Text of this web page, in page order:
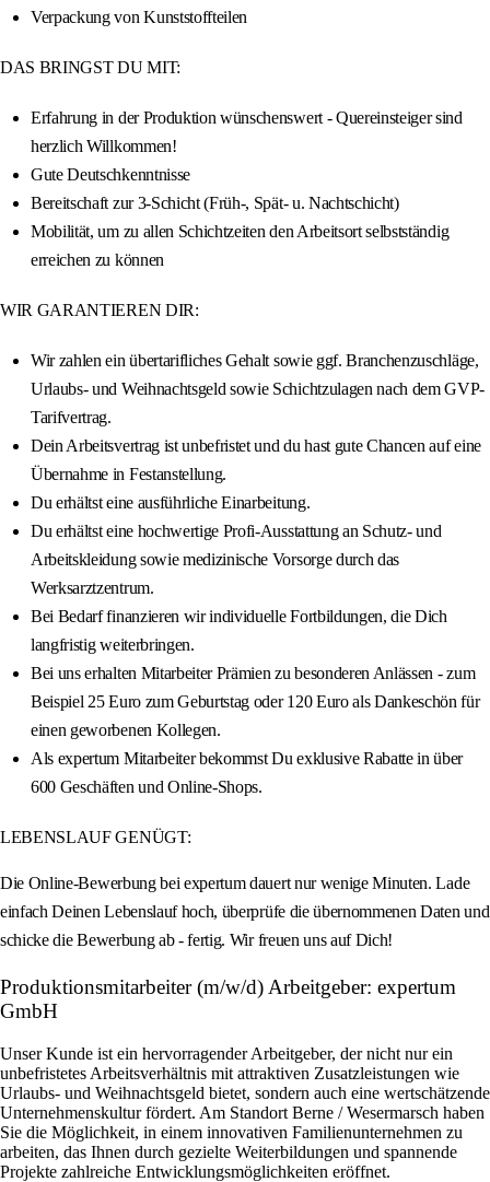
Verpackung von Kunststoffteilen
DAS BRINGST DU MIT:
Erfahrung in der Produktion wünschenswert - Quereinsteiger sind
herzlich Willkommen!
Gute Deutschkenntnisse
Bereitschaft zur 3-Schicht (Früh-, Spät- u. Nachtschicht)
Mobilität, um zu allen Schichtzeiten den Arbeitsort selbstständig
erreichen zu können
WIR GARANTIEREN DIR:
Wir zahlen ein übertarifliches Gehalt sowie ggf. Branchenzuschläge,
Urlaubs- und Weihnachtsgeld sowie Schichtzulagen nach dem GVP-
Tarifvertrag.
Dein Arbeitsvertrag ist unbefristet und du hast gute Chancen auf eine
Übernahme in Festanstellung.
Du erhältst eine ausführliche Einarbeitung.
Du erhältst eine hochwertige Profi-Ausstattung an Schutz- und
Arbeitskleidung sowie medizinische Vorsorge durch das
Werksarztzentrum.
Bei Bedarf finanzieren wir individuelle Fortbildungen, die Dich
langfristig weiterbringen.
Bei uns erhalten Mitarbeiter Prämien zu besonderen Anlässen - zum
Beispiel 25 Euro zum Geburtstag oder 120 Euro als Dankeschön für
einen geworbenen Kollegen.
Als expertum Mitarbeiter bekommst Du exklusive Rabatte in über
600 Geschäften und Online-Shops.
LEBENSLAUF GENÜGT:
Die Online-Bewerbung bei expertum dauert nur wenige Minuten. Lade
einfach Deinen Lebenslauf hoch, überprüfe die übernommenen Daten und
schicke die Bewerbung ab - fertig. Wir freuen uns auf Dich!
Produktionsmitarbeiter (m/w/d) Arbeitgeber: expertum
GmbH
Unser Kunde ist ein hervorragender Arbeitgeber, der nicht nur ein
unbefristetes Arbeitsverhältnis mit attraktiven Zusatzleistungen wie
Urlaubs- und Weihnachtsgeld bietet, sondern auch eine wertschätzende
Unternehmenskultur fördert. Am Standort Berne / Wesermarsch haben
Sie die Möglichkeit, in einem innovativen Familienunternehmen zu
arbeiten, das Ihnen durch gezielte Weiterbildungen und spannende
Projekte zahlreiche Entwicklungsmöglichkeiten eröffnet.